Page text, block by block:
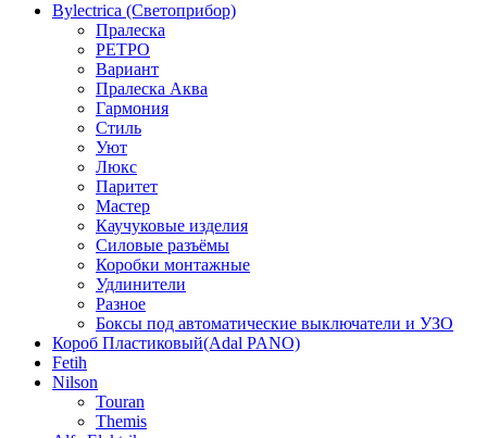
Bylectrica (Светоприбор)
Пралеска
РЕТРО
Вариант
Пралеска Аква
Гармония
Стиль
Уют
Люкс
Паритет
Мастер
Каучуковые изделия
Силовые разъёмы
Коробки монтажные
Удлинители
Разное
Боксы под автоматические выключатели и УЗО
Короб Пластиковый(Adal PANO)
Fetih
Nilson
Touran
Themis